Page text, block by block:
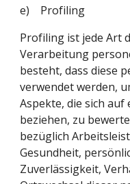
e)    Profiling
Profiling ist jede Art
Verarbeitung
besteht, dass diese
verwendet werden,
Aspekte, die sich
beziehen, zu
bezüglich
Gesundheit,
Zuverlässigkeit,